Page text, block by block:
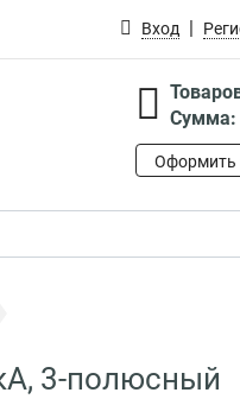
Вход
Сумма:
Оформить
3-полюсный